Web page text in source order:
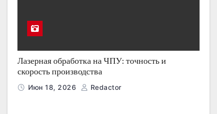
Лазерная обработка на ЧПУ: точность и
скорость производства
Июн 18, 2026 Redactor